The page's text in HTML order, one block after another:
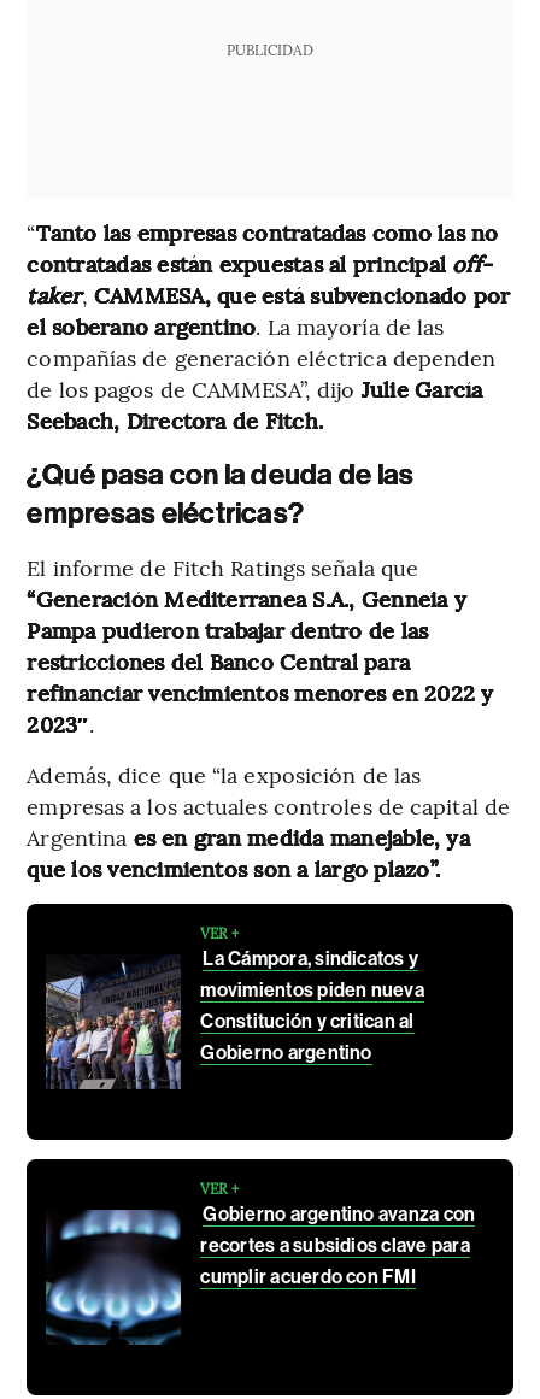
PUBLICIDAD
“Tanto las empresas contratadas como las no
contratadas están expuestas al principal off-
taker, CAMMESA, que está subvencionado por
el soberano argentino. La mayoría de las
compañías de generación eléctrica dependen
de los pagos de CAMMESA”, dijo Julie García
Seebach, Directora de Fitch.
¿Qué pasa con la deuda de las
empresas eléctricas?
El informe de Fitch Ratings señala que
“Generación Mediterranea S.A., Genneia y
Pampa pudieron trabajar dentro de las
restricciones del Banco Central para
refinanciar vencimientos menores en 2022 y
2023″.
Además, dice que “la exposición de las
empresas a los actuales controles de capital de
Argentina es en gran medida manejable, ya
que los vencimientos son a largo plazo”.
VER +
La Cámpora, sindicatos y
movimientos piden nueva
Constitución y critican al
Gobierno argentino
VER +
Gobierno argentino avanza con
recortes a subsidios clave para
cumplir acuerdo con FMI